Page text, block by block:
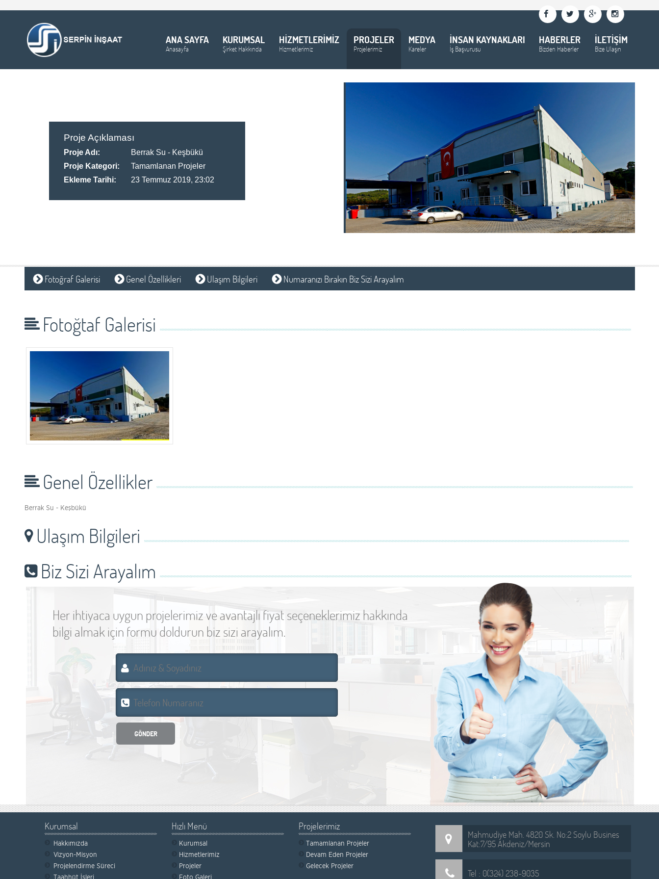
ANA SAYFA
Anasayfa
KURUMSAL
Şirket Hakkında
HİZMETLERİMİZ
Hizmetlerimiz
PROJELER
Projelerimiz
MEDYA
Kareler
İNSAN KAYNAKLARI
İş Başvurusu
HABERLER
Bizden Haberler
İLETİŞİM
Bize Ulaşın
Proje Açıklaması
Proje Adı:
Berrak Su - Keşbükü
Proje Kategori:
Tamamlanan Projeler
Ekleme Tarihi:
23 Temmuz 2019, 23:02
Fotoğraf Galerisi Genel Özellikleri Ulaşım Bilgileri Numaranızı Bırakın Biz Sizi Arayalım
Fotoğtaf Galerisi
Genel Özellikler
Berrak Su - Keşbükü
Ulaşım Bilgileri
Biz Sizi Arayalım
Her ihtiyaca uygun projelerimiz ve avantajlı fiyat seçeneklerimiz hakkında
bilgi almak için formu doldurun biz sizi arayalım.
Kurumsal
Hakkımızda
Vizyon-Misyon
Projelendirme Süreci
Taahhüt İşleri
Hızlı Menü
Kurumsal
Hizmetlerimiz
Projeler
Foto Galeri
Projelerimiz
Tamamlanan Projeler
Devam Eden Projeler
Gelecek Projeler
Mahmudiye Mah. 4820 Sk. No:2 Soylu Busines
Kat:7/95 Akdeniz/Mersin
Tel : 0(324) 238-9035